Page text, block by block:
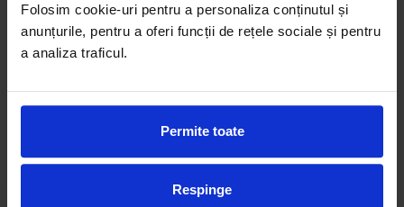
Folosim cookie-uri pentru a personaliza conținutul și
anunțurile, pentru a oferi funcții de rețele sociale și pentru
a analiza traficul.
Permite toate
Respinge
Fotoliu
Latime
Adancime
105 cm / 154 cm
sedere
45 cm